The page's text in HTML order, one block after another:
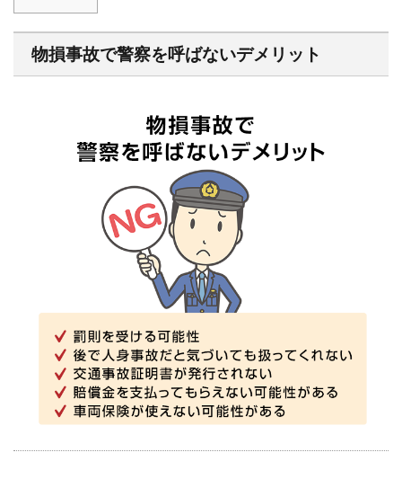
物損事故で警察を呼ばないデメリット